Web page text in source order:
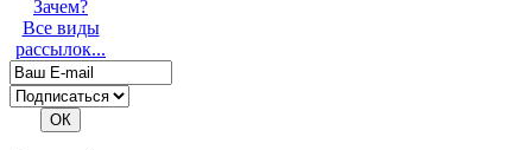
Зачем?
Все виды
рассылок...